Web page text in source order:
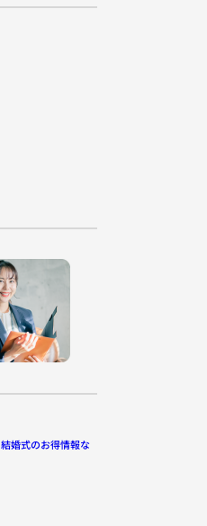
結婚式のお得情報な